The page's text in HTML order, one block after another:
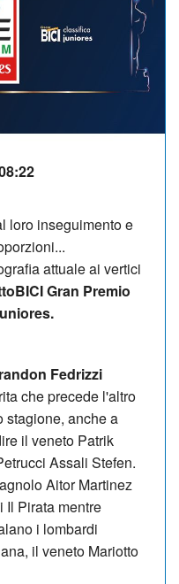
loro inseguimento e
attuale ai vertici
Gran Premio
Fedrizzi
che precede l'altro
stagione, anche a
il veneto Patrik
Assali Stefen.
Aitor Martinez
Il Pirata mentre
i lombardi
il veneto Mariotto